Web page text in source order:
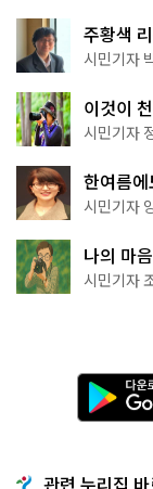
주황색
서울둘레
시민기자
이것이
나볼까
시민기자
한여름
천국이네
시민기자
나의 마
상작 공
시민기자
관련 누리집